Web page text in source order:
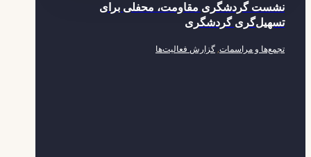
نشست گردشگری مقاومت، محفلی برای
تسهیل‌گری گردشگری
تجمع‌ها و مراسمات, گزارش فعالیت‌ها